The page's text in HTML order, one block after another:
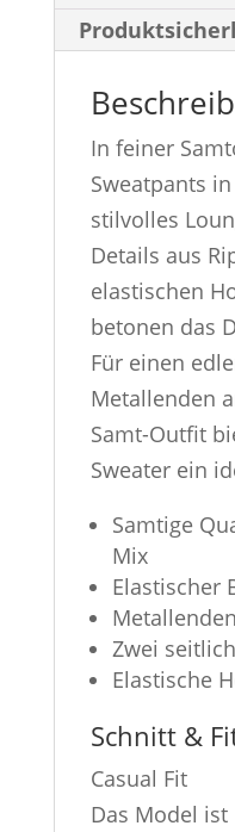
In feiner
Sweatpants
stilvolles
Details aus
elastischen
betonen das
Für einen
Metallenden
Samt-Outfit
Sweater ein
Samtige
Mix
Elastischer
Zwei
Elastische
Schnitt &
Casual Fit
Das Model